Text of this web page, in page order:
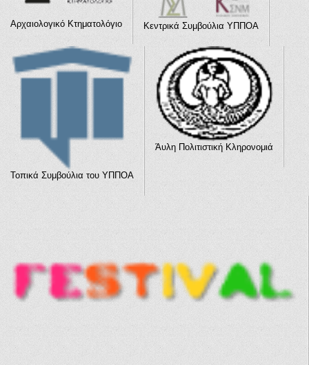
Αρχαιολογικό Κτηματολόγιο Κεντρικά Συμβούλια ΥΠΠΟΑ
Τοπικά Συμβούλια του ΥΠΠΟΑ
Άυλη Πολιτιστική Κληρονομιά